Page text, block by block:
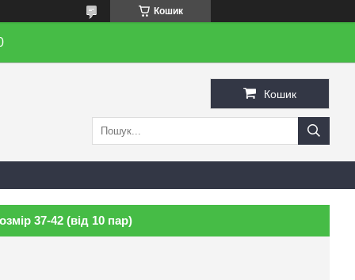
Кошик
Кошик
37-42 (від 10 пар)